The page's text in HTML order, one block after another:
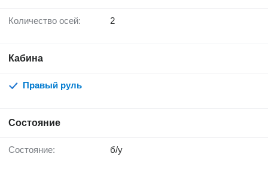
Количество осей: 2
Кабина
Правый руль
Состояние
Состояние: б/у